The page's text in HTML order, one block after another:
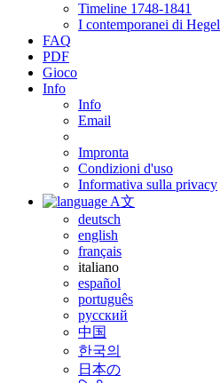
Timeline 1748-1841
I contemporanei di Hegel
FAQ
PDF
Gioco
Info
Info
Email
Impronta
Condizioni d'uso
Informativa sulla privacy
A文
deutsch
english
français
italiano
español
português
русский
中国
한국의
日本の